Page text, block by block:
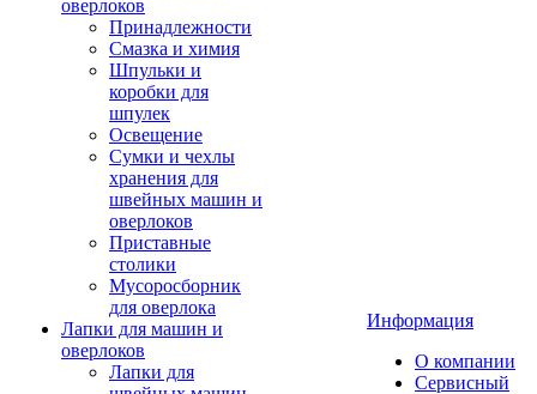
оверлоков
Принадлежности
Смазка и химия
Шпульки и
коробки для
шпулек
Освещение
Сумки и чехлы
хранения для
швейных машин и
оверлоков
Приставные
столики
Мусоросборник
для оверлока
Лапки для машин и
оверлоков
Лапки для
Информация
О компании
Сервисный